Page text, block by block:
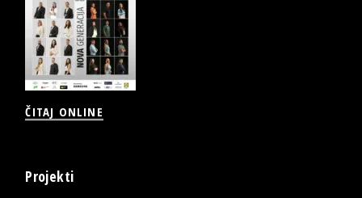
ČITAJ ONLINE
Projekti